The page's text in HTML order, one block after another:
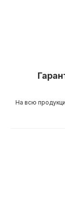
На всю